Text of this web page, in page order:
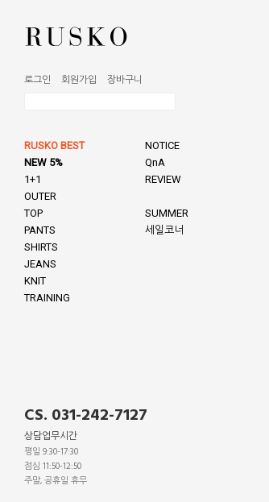
로그인 회원가입 장바구니
RUSKO BEST
NEW 5%
1+1
OUTER
TOP
PANTS
SHIRTS
JEANS
KNIT
TRAINING
NOTICE
QnA
REVIEW
SUMMER
세일코너
CS. 031-242-7127
상담업무시간
평일 9:30-17:30
점심 11:50-12:50
주말, 공휴일 휴무